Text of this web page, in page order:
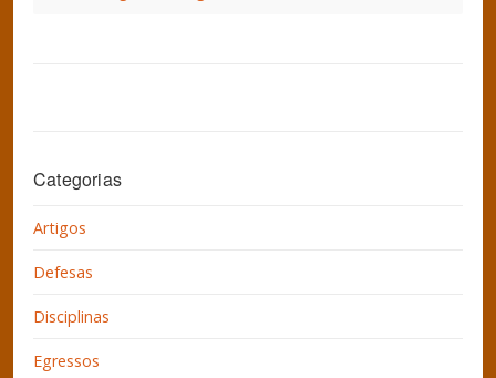
Categorias
Artigos
Defesas
Disciplinas
Egressos